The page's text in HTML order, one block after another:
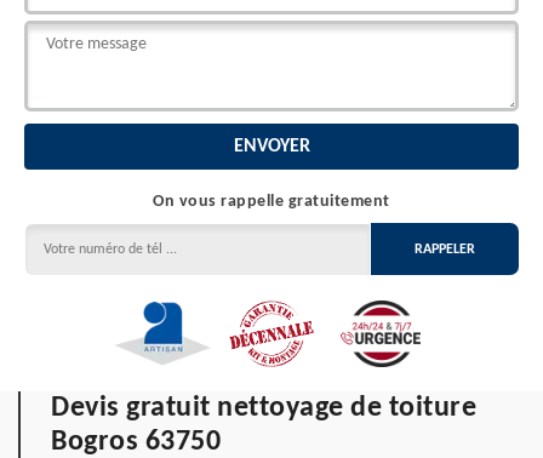
On vous rappelle gratuitement
Devis gratuit nettoyage de toiture
Bogros 63750